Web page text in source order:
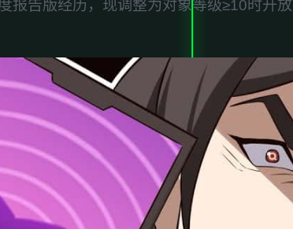
报告版经历，现调整为对象等级≥10时开放